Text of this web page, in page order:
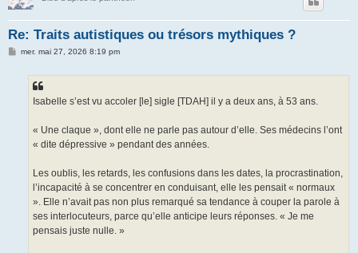
Re: Traits autistiques ou trésors mythiques ?
Mmer. mai 27, 2026 8:19 pm
Isabelle s’est vu accoler [le] sigle [TDAH] il y a deux ans, à 53 ans.
« Une claque », dont elle ne parle pas autour d’elle. Ses médecins l’ont
« dite dépressive » pendant des années.
Les oublis, les retards, les confusions dans les dates, la procrastination,
l’incapacité à se concentrer en conduisant, elle les pensait « normaux
». Elle n’avait pas non plus remarqué sa tendance à couper la parole à
ses interlocuteurs, parce qu’elle anticipe leurs réponses. « Je me
pensais juste nulle. »